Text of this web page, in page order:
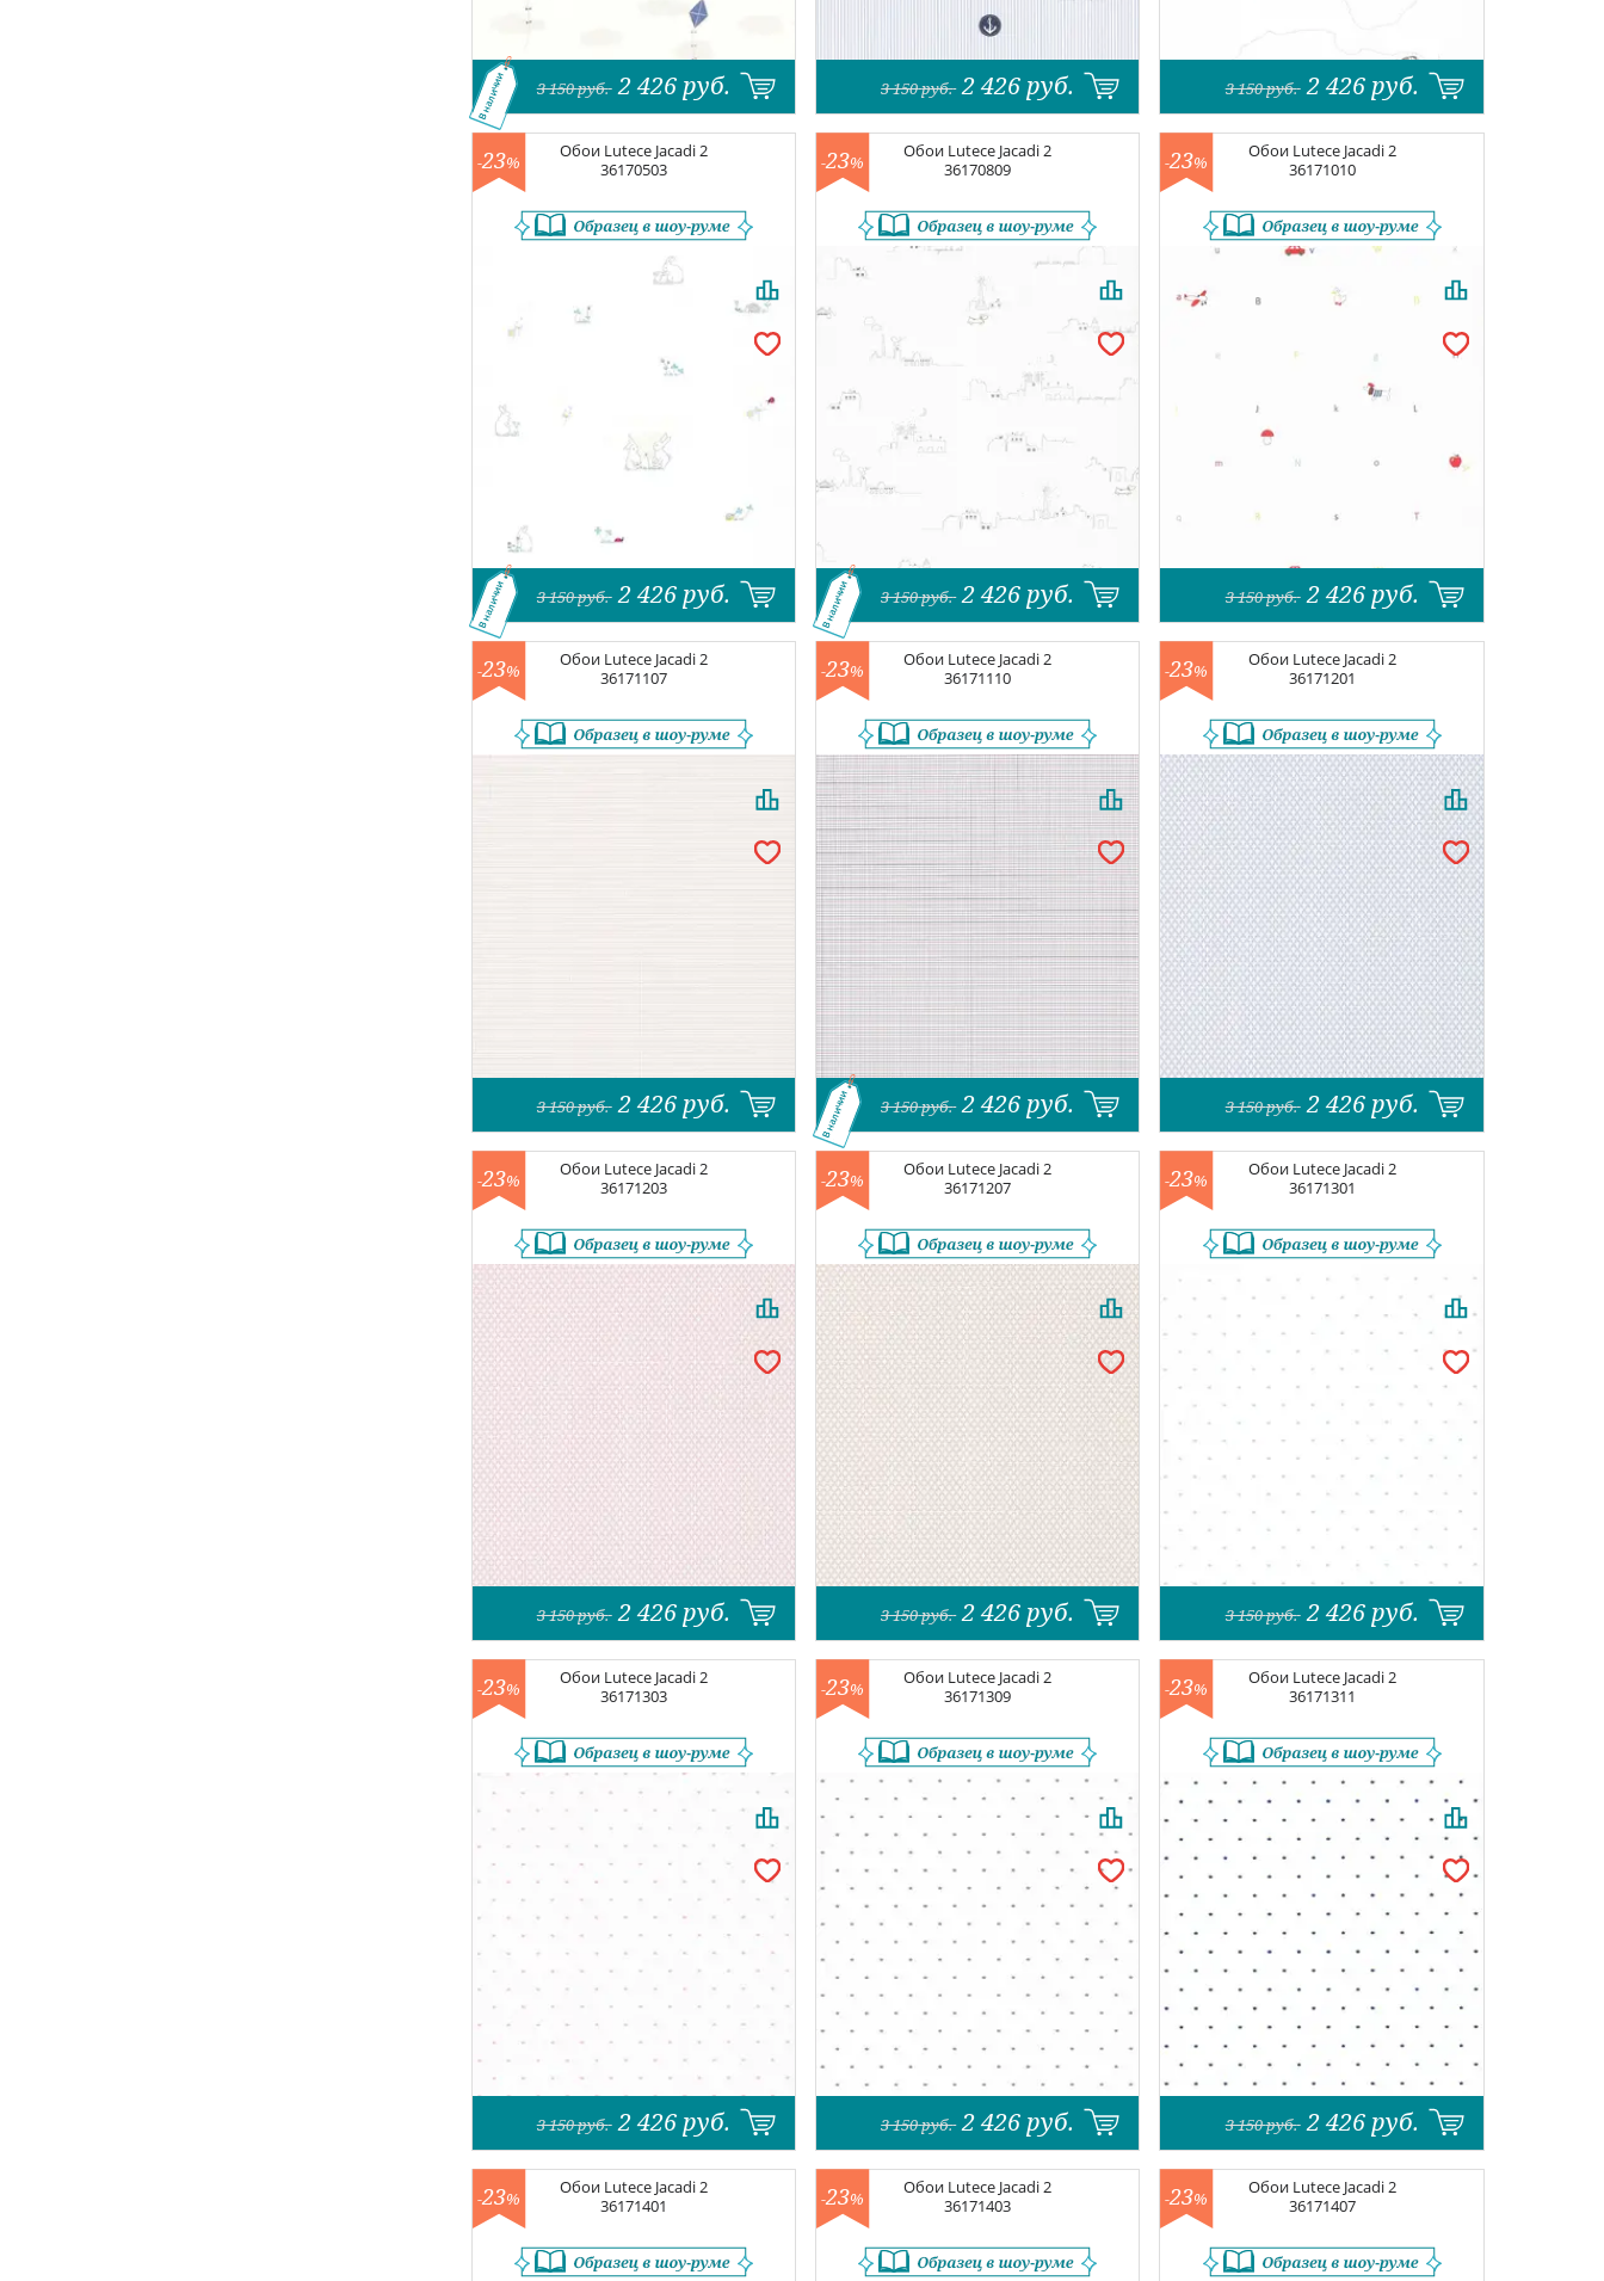
3 150руб. 2 426 руб.
В наличии 3 150руб. 2 426 руб. 3 150руб. 2 426 руб.
Обои Lutece Jacadi 2
36170503
-23%
3 150руб. 2 426 руб.
В наличии
Обои Lutece Jacadi 2
36170809
-23%
3 150руб. 2 426 руб.
В наличии
Обои Lutece Jacadi 2
36171010
-23%
3 150руб. 2 426 руб.
Обои Lutece Jacadi 2
36171107
-23%
3 150руб. 2 426 руб.
Обои Lutece Jacadi 2
36171110
-23%
3 150руб. 2 426 руб.
В наличии
Обои Lutece Jacadi 2
36171201
-23%
3 150руб. 2 426 руб.
Обои Lutece Jacadi 2
36171203
-23%
3 150руб. 2 426 руб.
Обои Lutece Jacadi 2
36171207
-23%
3 150руб. 2 426 руб.
Обои Lutece Jacadi 2
36171301
-23%
3 150руб. 2 426 руб.
Обои Lutece Jacadi 2
36171303
-23%
3 150руб. 2 426 руб.
Обои Lutece Jacadi 2
36171309
-23%
3 150руб. 2 426 руб.
Обои Lutece Jacadi 2
36171311
-23%
3 150руб. 2 426 руб.
Обои Lutece Jacadi 2
36171401
-23%
Обои Lutece Jacadi 2
36171403
-23%
Обои Lutece Jacadi 2
36171407
-23%